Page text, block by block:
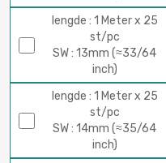
lengde : 1 Meter x 25
st/pc
SW : 13mm (≈33/64
inch)
lengde : 1 Meter x 25
st/pc
SW : 14mm (≈35/64
inch)